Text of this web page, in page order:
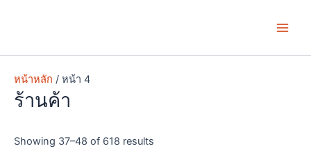
หน้าหลัก / หน้า 4
ร้านค้า
Showing 37–48 of 618 results